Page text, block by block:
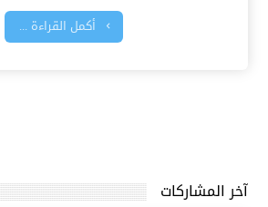
أكمل القراءة ...
آخر المشاركات